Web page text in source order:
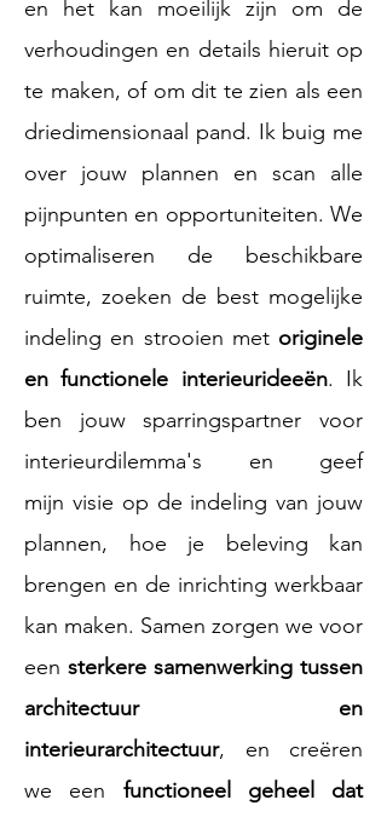
en het kan moeilijk zijn om de
verhoudingen en details hieruit op
te maken, of om dit te zien als een
driedimensionaal pand. Ik buig me
over jouw plannen en scan alle
pijnpunten en opportuniteiten. We
optimaliseren de beschikbare
ruimte, zoeken de best mogelijke
indeling en strooien met originele
en functionele interieurideeën. Ik
ben jouw sparringspartner voor
interieurdilemma's en geef
mijn visie op de indeling van jouw
plannen, hoe je beleving kan
brengen en de inrichting werkbaar
kan maken. Samen zorgen we voor
een sterkere samenwerking tussen
architectuur en
interieurarchitectuur, en creëren
we een functioneel geheel dat